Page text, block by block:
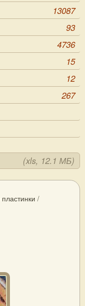
13087
93
4736
15
12
267
(xls, 12.1 МБ)
/